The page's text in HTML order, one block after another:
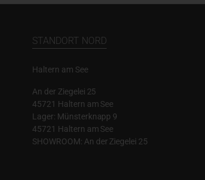
STANDORT NORD
Haltern am See
An der Ziegelei 25
45721 Haltern am See
Lager: Münsterknapp 9
45721 Haltern am See
SHOWROOM: An der Ziegelei 25